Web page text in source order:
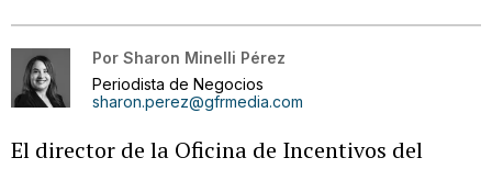
Por Sharon Minelli Pérez
Periodista de Negocios
sharon.perez@gfrmedia.com
El director de la Oficina de Incentivos del